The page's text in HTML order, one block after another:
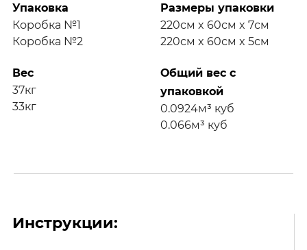
Упаковка
Коробка №1
Коробка №2
Размеры упаковки
220см x 60см x 7см
220см x 60см x 5см
Вес
37кг
33кг
Общий вес с
упаковкой
0.0924м³ куб
0.066м³ куб
Инструкции: